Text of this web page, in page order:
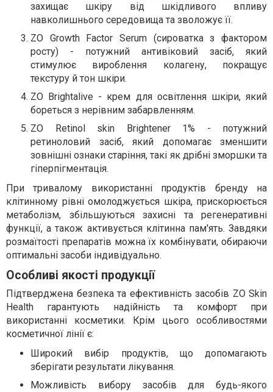
захищає шкіру від шкідливого впливу
навколишнього середовища та зволожує її.
ZO Growth Factor Serum (сироватка з фактором
росту) - потужний антивіковий засіб, який
стимулює вироблення колагену, покращує
текстуру й тон шкіри.
ZO Brightalive - крем для освітлення шкіри, який
бореться з нерівним забарвленням.
ZO Retinol skin Brightener 1% - потужний
ретиноловий засіб, який допомагає зменшити
зовнішні ознаки старіння, такі як дрібні зморшки та
гіперпігментація.
При тривалому використанні продуктів бренду на
клітинному рівні омолоджується шкіра, прискорюється
метаболізм, збільшуються захисні та регенеративні
функції, а також активується клітинна пам'ять. Завдяки
розмаїтості препаратів можна їх комбінувати, обираючи
оптимальні засоби індивідуально.
Особливі якості продукції
Підтверджена безпека та ефективність засобів ZO Skin
Health гарантують надійність та комфорт при
використанні косметики. Крім цього особливостями
косметичної лінії є:
Широкий вибір продуктів, що допомагають
зберігати результати лікування.
Можливість вибору засобів для будь-якого